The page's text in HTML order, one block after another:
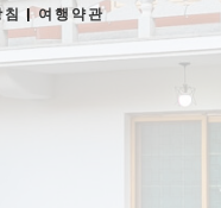
|여행약관